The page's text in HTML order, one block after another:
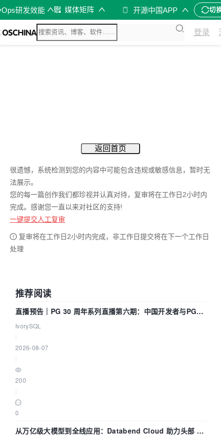
研发效能 媒体矩阵 开源中国APP 切
登录
返回首页
很遗憾，系统检测到您的内容中可能包含违规或敏感信息，暂时无
法展示。
您的每一篇创作我们都珍视并认真对待，复审将在工作日2小时内
完成。感谢您一直以来对社区的支持!
一键提交人工复审
复审将在工作日2小时内完成，非工作日提交将在下一个工作日
处理
推荐阅读
直播预告｜PG 30 周年系列直播第六期：中国开发者与PG内
核——我们改得动吗？我们贡献了什么？
IvorySQL
2026-08-07
200
0
从万亿级大模型到全线应用：Databend Cloud 助力头部 AI